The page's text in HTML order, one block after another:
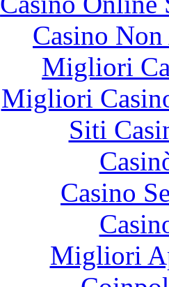
Casino
Migliori
Migliori
Siti
Casino
Migliori